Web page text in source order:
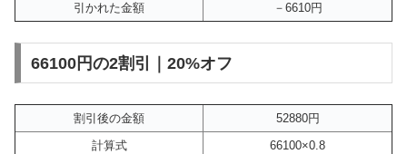
引かれた金額
－6610円
66100円の2割引｜20%オフ
割引後の金額
52880円
計算式
66100×0.8